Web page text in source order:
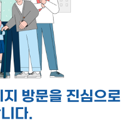
방문을 진심으로
다.